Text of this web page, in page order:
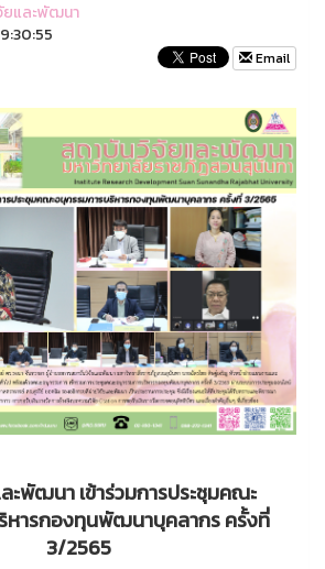
ยและพัฒนา
Email
ะพัฒนา เข้าร่วมการประชุมคณะ
หารกองทุนพัฒนาบุคลากร ครั้งที่
3/2565